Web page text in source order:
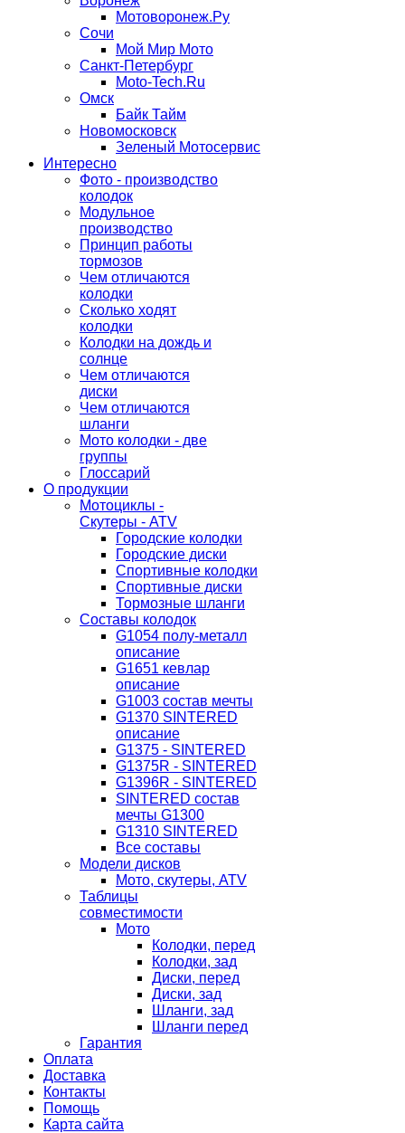
Мотоворонеж.Ру
Сочи
Мой Мир Мото
Санкт-Петербург
Moto-Tech.Ru
Омск
Байк Тайм
Новомосковск
Зеленый Мотосервис
Интересно
Фото - производство
колодок
Модульное
производство
Принцип работы
тормозов
Чем отличаются
колодки
Сколько ходят
колодки
Колодки на дождь и
солнце
Чем отличаются
диски
Чем отличаются
шланги
Мото колодки - две
группы
Глоссарий
О продукции
Мотоциклы -
Скутеры - ATV
Городские колодки
Городские диски
Спортивные колодки
Спортивные диски
Тормозные шланги
Составы колодок
G1054 полу-металл
описание
G1651 кевлар
описание
G1003 состав мечты
G1370 SINTERED
описание
G1375 - SINTERED
G1375R - SINTERED
G1396R - SINTERED
SINTERED состав
мечты G1300
G1310 SINTERED
Все составы
Модели дисков
Мото, скутеры, ATV
Таблицы
совместимости
Мото
Колодки, перед
Колодки, зад
Диски, перед
Диски, зад
Шланги, зад
Шланги перед
Гарантия
Оплата
Доставка
Контакты
Помощь
Карта сайта